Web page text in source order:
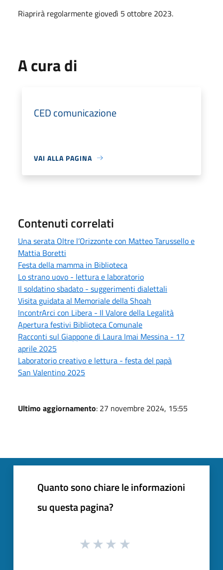
Riaprirà regolarmente giovedì 5 ottobre 2023.
A cura di
CED comunicazione
VAI ALLA PAGINA
Contenuti correlati
Una serata Oltre l’Orizzonte con Matteo Tarussello e
Mattia Boretti
Festa della mamma in Biblioteca
Lo strano uovo - lettura e laboratorio
Il soldatino sbadato - suggerimenti dialettali
Visita guidata al Memoriale della Shoah
IncontrArci con Libera - Il Valore della Legalità
Apertura festivi Biblioteca Comunale
Racconti sul Giappone di Laura Imai Messina - 17
aprile 2025
Laboratorio creativo e lettura - festa del papà
San Valentino 2025
Ultimo aggiornamento: 27 novembre 2024, 15:55
Quanto sono chiare le informazioni
su questa pagina?